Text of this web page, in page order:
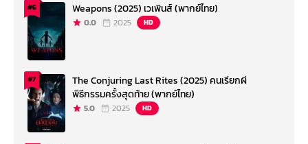
#6 Weapons (2025) เวเพินส์ (พากย์ไทย)
0.0 2025 HD
#7
The Conjuring Last Rites (2025) คนเรียกผี
พิธีกรรมครั้งสุดท้าย (พากย์ไทย)
5.0 2025 HD